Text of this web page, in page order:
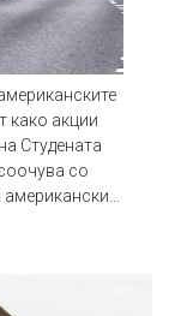
како акции
Студената
со